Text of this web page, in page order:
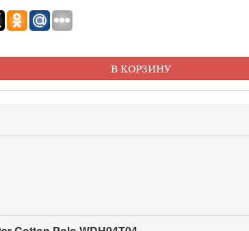
В КОРЗИНУ